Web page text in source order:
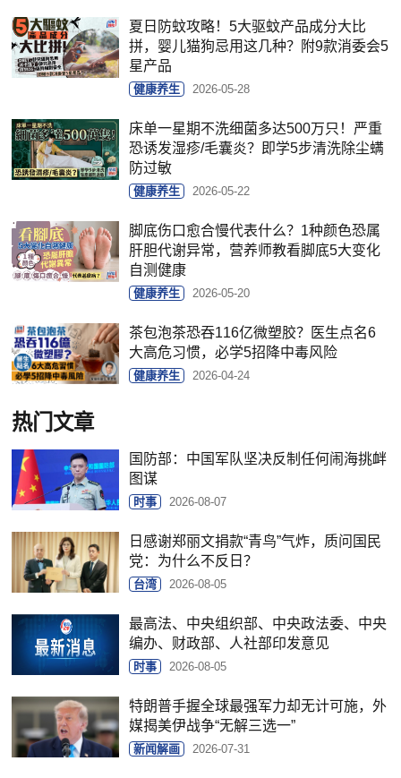
夏日防蚊攻略！5大驱蚊产品成分大比
拼，婴儿猫狗忌用这几种？附9款消委会5
星产品
健康养生 2026-05-28
床单一星期不洗细菌多达500万只！严重
恐诱发湿疹/毛囊炎？即学5步清洗除尘螨
防过敏
健康养生 2026-05-22
脚底伤口愈合慢代表什么？1种颜色恐属
肝胆代谢异常，营养师教看脚底5大变化
自测健康
健康养生 2026-05-20
茶包泡茶恐吞116亿微塑胶？医生点名6
大高危习惯，必学5招降中毒风险
健康养生 2026-04-24
热门文章
国防部：中国军队坚决反制任何闹海挑衅
图谋
时事 2026-08-07
日感谢郑丽文捐款“青鸟”气炸，质问国民
党：为什么不反日？
台湾 2026-08-05
最高法、中央组织部、中央政法委、中央
编办、财政部、人社部印发意见
时事 2026-08-05
特朗普手握全球最强军力却无计可施，外
媒揭美伊战争“无解三选一”
新闻解画 2026-07-31